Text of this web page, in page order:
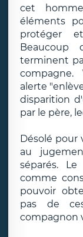
cet
éléments
protéger
Beaucoup
terminent
compagne.
alerte
disparition
par le père,
Désolé pour
au
séparés.
comme
pouvoir
pas de
compagnon